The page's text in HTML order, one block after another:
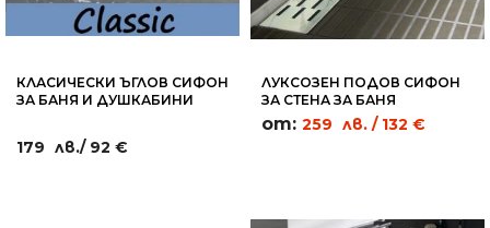
КЛАСИЧЕСКИ ЪГЛОВ СИФОН
ЗА БАНЯ И ДУШКАБИНИ
179 лв./ 92 €
ЛУКСОЗЕН ПОДОВ СИФОН
ЗА СТЕНА ЗА БАНЯ
ПРАВОЪГЪЛНИЦИ - WL02
от: 259 лв. / 132 €